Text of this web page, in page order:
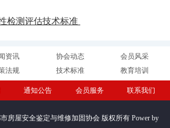
检测评估技术标准
资讯 协会动态
会员风采
法规 技术标准 教育培训
通知公告 会员服务 联系我们
房屋安全鉴定与维修加固协会 版权所有 Power by